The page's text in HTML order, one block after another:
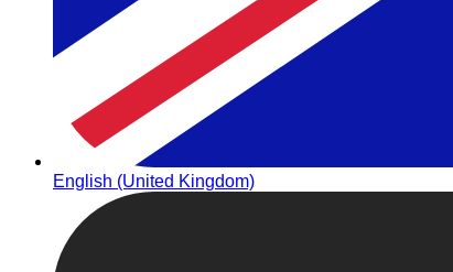
English (United Kingdom)